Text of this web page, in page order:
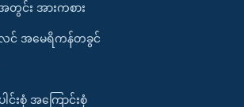
င်း အားကစား
င် အမေရိကန်တခွင်
ါင်းစုံ အကြောင်းစုံ